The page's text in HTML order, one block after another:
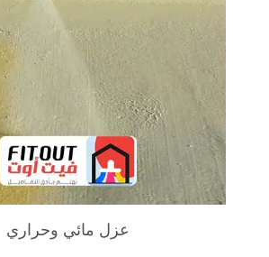
عزل مائي وحراري